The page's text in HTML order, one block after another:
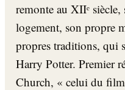
remonte au XIIᵉ siècle,
logement, son propre
propres traditions, qui
Harry Potter. Premier
Church, « celui du